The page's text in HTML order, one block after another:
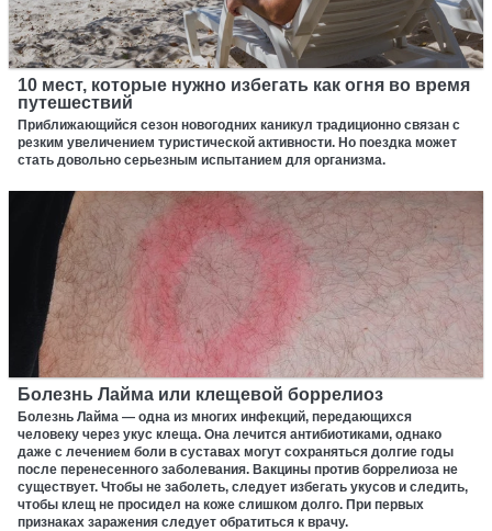
10 мест, которые нужно избегать как огня во время
путешествий
Приближающийся сезон новогодних каникул традиционно связан с
резким увеличением туристической активности. Но поездка может
стать довольно серьезным испытанием для организма.
Болезнь Лайма или клещевой боррелиоз
Болезнь Лайма — одна из многих инфекций, передающихся
человеку через укус клеща. Она лечится антибиотиками, однако
даже с лечением боли в суставах могут сохраняться долгие годы
после перенесенного заболевания. Вакцины против боррелиоза не
существует. Чтобы не заболеть, следует избегать укусов и следить,
чтобы клещ не просидел на коже слишком долго. При первых
признаках заражения следует обратиться к врачу.